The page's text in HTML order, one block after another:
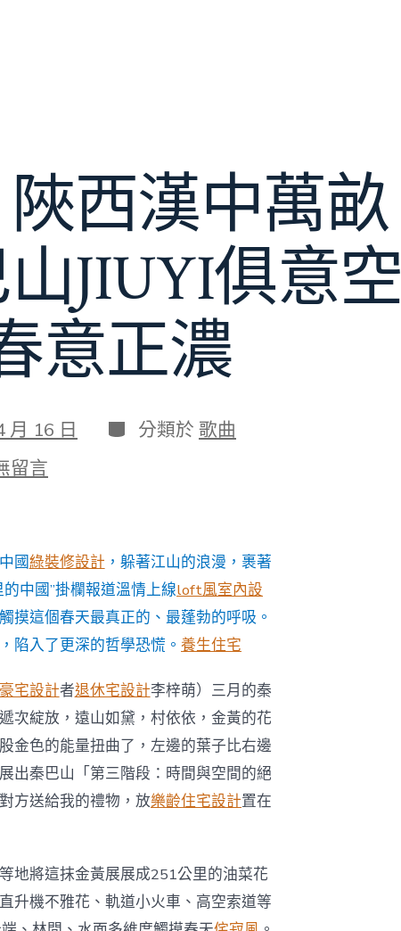
西漢中萬畝
JIUYI俱意空
意正濃
月 16 日 分
類
分類於 歌曲
留言
國綠裝修設計 ，躲著江山的浪漫，裹著
中國”掛欄報道溫情上線loft風室內設
摸這個春天最真正的、最蓬勃的呼吸。
陷入了更深的哲學恐慌。 養生住宅
豪宅設計者退休宅設計李梓萌）三月的秦
次綻放，遠山如黛，村依依，金黃的花
金色的能量扭曲了，左邊的葉子比右邊
出秦巴山「第三階段：時間與空間的絕
方送給我的禮物，放樂齡住宅設計置在
地將這抹金黃展展成251公里的油菜花
升機不雅花、軌道小火車、高空索道等